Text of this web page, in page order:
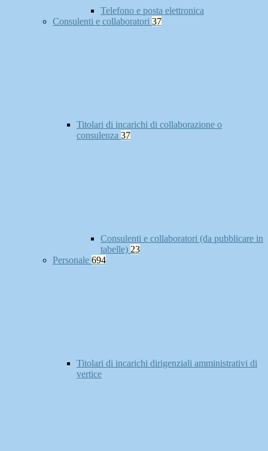
Telefono e posta elettronica
Consulenti e collaboratori 37
Titolari di incarichi di collaborazione o
consulenza 37
Consulenti e collaboratori (da pubblicare in
tabelle) 23
Personale 694
Titolari di incarichi dirigenziali amministrativi di
vertice